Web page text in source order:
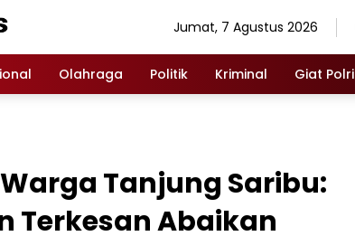
Jumat, 7 Agustus 2026
Olahraga Politik Kriminal Giat Polri
Tanjung Saribu:
Terkesan Abaikan